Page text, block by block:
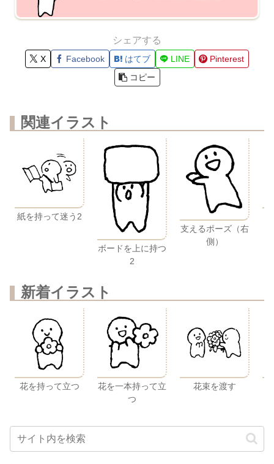
シェアする
X Facebook はてブ LINE
Pinterest
コピー
関連イラスト
紙を持って迷う2
ボードを上に持つ
2
支えるポーズ（右
側）
新着イラスト
花を持って立つ
花を一本持って立
つ
花束を渡す